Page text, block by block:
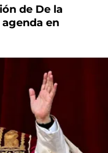
de De la
en